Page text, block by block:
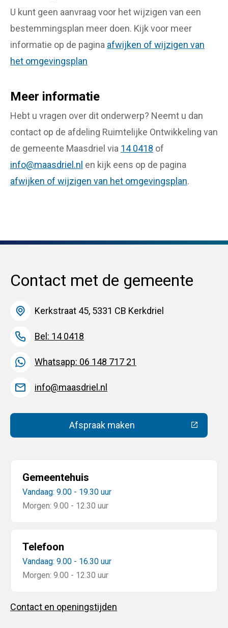
U kunt geen aanvraag voor het wijzigen van een
bestemmingsplan meer doen. Kijk voor meer
informatie op de pagina afwijken of wijzigen van
het omgevingsplan
Meer informatie
Hebt u vragen over dit onderwerp? Neemt u dan
contact op de afdeling Ruimtelijke Ontwikkeling van
de gemeente Maasdriel via 14 0418 of
info@maasdriel.nl en kijk eens op de pagina
afwijken of wijzigen van het omgevingsplan.
Contact met de gemeente
Kerkstraat 45, 5331 CB Kerkdriel
Bel: 14 0418
Whatsapp: 06 148 717 21
info@maasdriel.nl
Afspraak maken(Deze link gaat naar een
Gemeentehuis
Vandaag: 9.00 - 19.30 uur
Morgen: 9.00 - 12.30 uur
Telefoon
Vandaag: 9.00 - 16.30 uur
Morgen: 9.00 - 12.30 uur
Contact en openingstijden